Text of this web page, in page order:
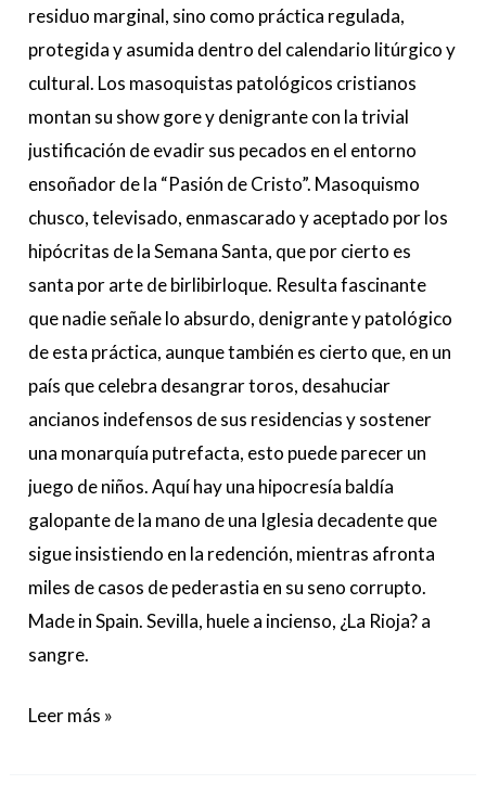
residuo marginal, sino como práctica regulada,
protegida y asumida dentro del calendario litúrgico y
cultural. Los masoquistas patológicos cristianos
montan su show gore y denigrante con la trivial
justificación de evadir sus pecados en el entorno
ensoñador de la “Pasión de Cristo”. Masoquismo
chusco, televisado, enmascarado y aceptado por los
hipócritas de la Semana Santa, que por cierto es
santa por arte de birlibirloque. Resulta fascinante
que nadie señale lo absurdo, denigrante y patológico
de esta práctica, aunque también es cierto que, en un
país que celebra desangrar toros, desahuciar
ancianos indefensos de sus residencias y sostener
una monarquía putrefacta, esto puede parecer un
juego de niños. Aquí hay una hipocresía baldía
galopante de la mano de una Iglesia decadente que
sigue insistiendo en la redención, mientras afronta
miles de casos de pederastia en su seno corrupto.
Made in Spain. Sevilla, huele a incienso, ¿La Rioja? a
sangre.
Leer más »